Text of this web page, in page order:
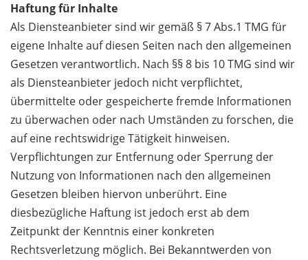
Haftung für Inhalte
Als Diensteanbieter sind wir gemäß § 7 Abs.1 TMG für
eigene Inhalte auf diesen Seiten nach den allgemeinen
Gesetzen verantwortlich. Nach §§ 8 bis 10 TMG sind wir
als Diensteanbieter jedoch nicht verpflichtet,
übermittelte oder gespeicherte fremde Informationen
zu überwachen oder nach Umständen zu forschen, die
auf eine rechtswidrige Tätigkeit hinweisen.
Verpflichtungen zur Entfernung oder Sperrung der
Nutzung von Informationen nach den allgemeinen
Gesetzen bleiben hiervon unberührt. Eine
diesbezügliche Haftung ist jedoch erst ab dem
Zeitpunkt der Kenntnis einer konkreten
Rechtsverletzung möglich. Bei Bekanntwerden von